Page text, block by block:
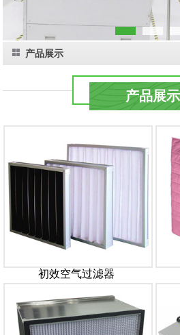
产品展示
产品展示
初效空气过滤器